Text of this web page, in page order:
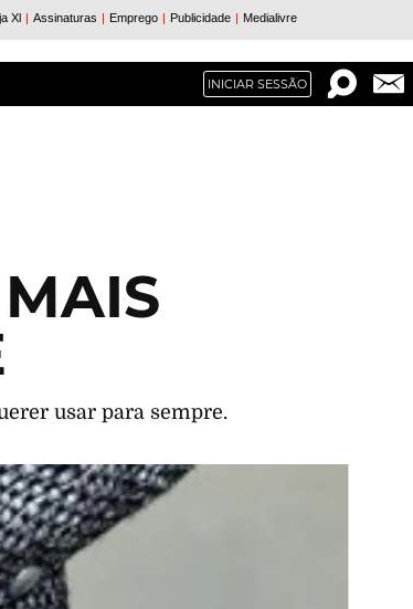
INICIAR SESSÃO
usar para sempre.